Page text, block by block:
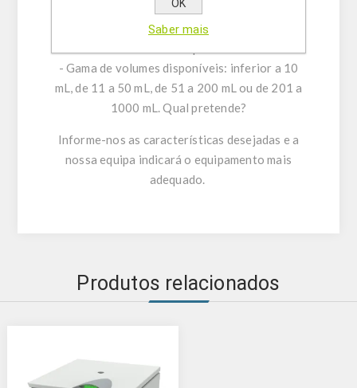
pretendido: redondo, plano ou cónico.
- Se relevante, mencione se pretende com ou
- Gama de volumes disponíveis: inferior a 10
mL, de 11 a 50 mL, de 51 a 200 mL ou de 201 a
1000 mL. Qual pretende?
Informe-nos as características desejadas e a
nossa equipa indicará o equipamento mais
adequado.
Produtos relacionados
OK
Saber mais